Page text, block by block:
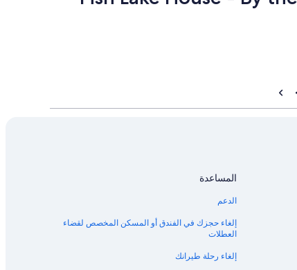
المساعدة
الدعم
إلغاء حجزك في الفندق أو المسكن المخصص لقضاء
العطلات
إلغاء رحلة طيرانك